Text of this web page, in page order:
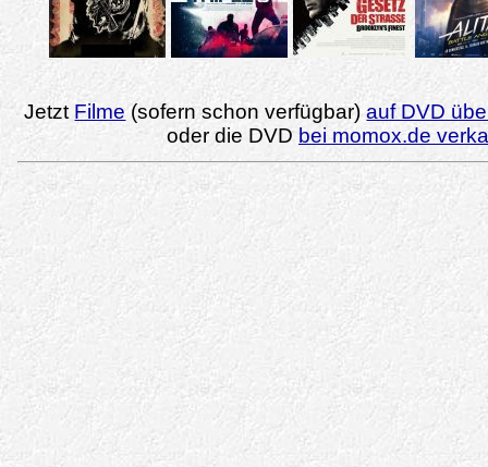
Jetzt Filme (sofern schon verfügbar)auf DVD
oder die DVD bei momox.de